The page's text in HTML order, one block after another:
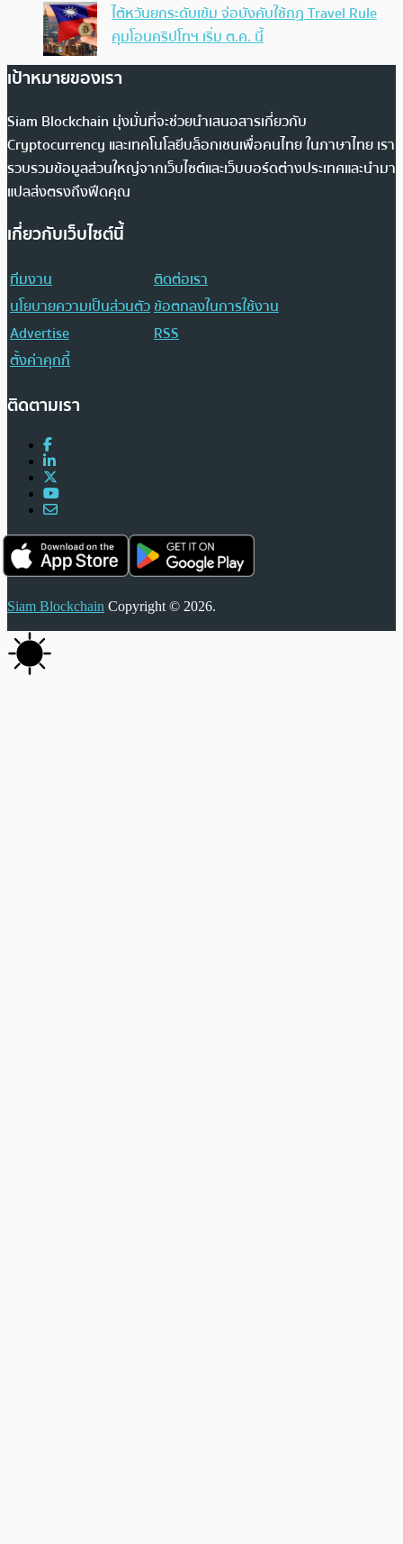
ไต้หวันยกระดับเข้ม จ่อบังคับใช้กฏ Travel Rule
คุมโอนคริปโทฯ เริ่ม ต.ค. นี้
เป้าหมายของเรา
Siam Blockchain มุ่งมั่นที่จะช่วยนำเสนอสารเกี่ยวกับ
Cryptocurrency และเทคโนโลยีบล็อกเชนเพื่อคนไทย ในภาษาไทย เรา
รวบรวมข้อมูลส่วนใหญ่จากเว็บไซต์และเว็บบอร์ดต่างประเทศและนำมา
แปลส่งตรงถึงฟีดคุณ
เกี่ยวกับเว็บไซต์นี้
ทีมงาน
ติดต่อเรา
นโยบายความเป็นส่วนตัวข้อตกลงในการใช้งาน
Advertise
RSS
ตั้งค่าคุกกี้
ติดตามเรา
Siam Blockchain Copyright © 2026.